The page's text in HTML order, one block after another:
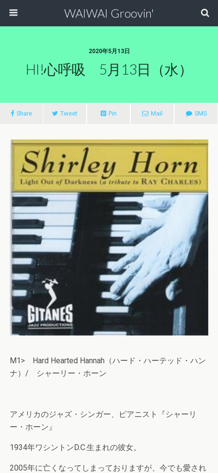
WAIWAI Groovin'
2020年5月13日
HI!心呼吸 5月13日（水）
Share Tweet Pin Mail SMS
M1> Hard Hearted Hannah（ハード・ハーテッド・ハン
ナ）/ シャーリー・ホーン
アメリカのジャズ・シンガー、ピアニスト『シャーリ
ー・ホーン』
1934年ワシントンD.C.生まれの彼女。
2005年に亡くなってしまっておりますが、今でも愛され